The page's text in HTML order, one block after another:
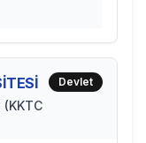
Devlet